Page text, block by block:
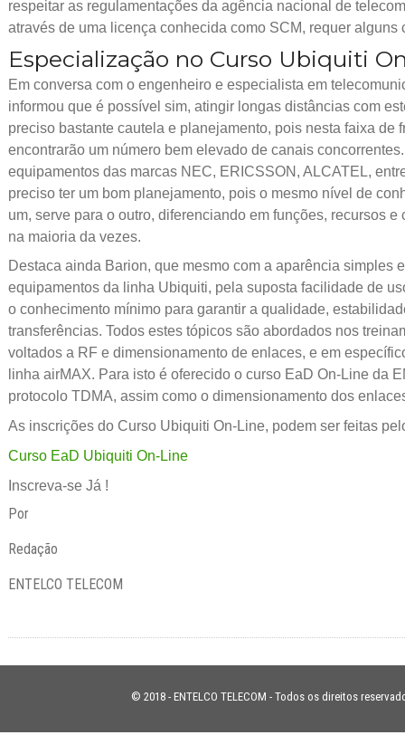
respeitar as regulamentações da agência nacional de
através de uma licença conhecida como SCM, requer alguns
Especialização no Curso Ubiquiti
Em conversa com o engenheiro e especialista em
informou que é possível sim, atingir longas distâncias com
preciso bastante cautela e planejamento, pois nesta faixa de
encontrarão um número bem elevado de canais
equipamentos das marcas NEC, ERICSSON, ALCATEL,
preciso ter um bom planejamento, pois o mesmo nível de
um, serve para o outro, diferenciando em funções, recursos e
na maioria da vezes.
Destaca ainda Barion, que mesmo com a aparência simples
equipamentos da linha Ubiquiti, pela suposta facilidade de
o conhecimento mínimo para garantir a qualidade,
transferências. Todos estes tópicos são abordados nos
voltados a RF e dimensionamento de enlaces, e em
linha airMAX. Para isto é oferecido o curso EaD On-Line da
protocolo TDMA, assim como o dimensionamento dos
As inscrições do Curso Ubiquiti On-Line, podem ser feitas
Curso EaD Ubiquiti On-Line
Inscreva-se Já !
Por
Redação
ENTELCO TELECOM
© 2018 - ENTELCO TELECOM - Todos os direitos